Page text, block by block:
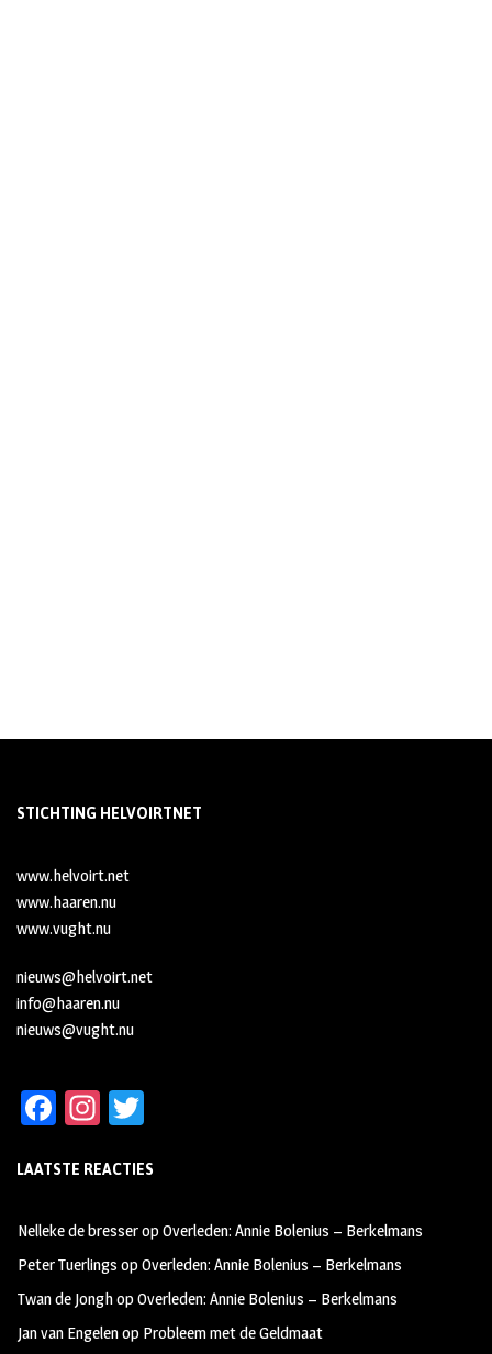
STICHTING HELVOIRTNET
www.helvoirt.net
www.haaren.nu
www.vught.nu
nieuws@helvoirt.net
info@haaren.nu
nieuws@vught.nu
Fa
b
oo
k
In
ag
m
tt
LAATSTE REACTIES
Nelleke de bresseropOverleden: Annie Bolenius – Berkelmans
Peter Tuerlings opOverleden: Annie Bolenius – Berkelmans
Twan de JonghopOverleden: Annie Bolenius – Berkelmans
Jan van Engelenop Probleem met de Geldmaat